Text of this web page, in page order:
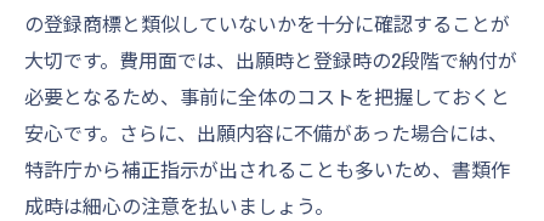
商標登録の審査から登録完了までの流れ
商標取得で知るべき審査内容と対策法
登録査定後の商標手続きとポイント整理
商標登録に必要な審査対応の実践方法
登録までに注意すべき商標取得の全体像
の登録商標と類似していないかを十分に確認することが
大切です。費用面では、出願時と登録時の2段階で納付が
必要となるため、事前に全体のコストを把握しておくと
安心です。さらに、出願内容に不備があった場合には、
特許庁から補正指示が出されることも多いため、書類作
成時は細心の注意を払いましょう。